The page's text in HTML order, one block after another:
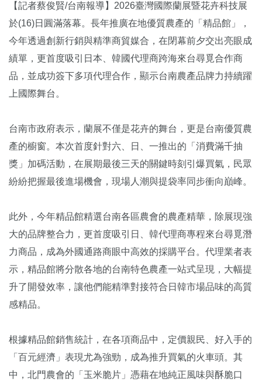
【記者蔡俊賢/台南報導】2026臺灣國際蘭展暨花卉科技展
於(16)日圓滿落幕。長年推廣在地優質農產的「精品館」，
今年透過創新行銷與精準商貿媒合，在閉幕前夕交出亮眼成
績單，更首度吸引日本、韓國代理商跨海來台尋覓合作商
品，並成功簽下多項代理合作，顯示台南農產品牌力持續躍
上國際舞台。
台南市政府表示，蘭展不僅是花卉的舞台，更是台南優質農
產的櫥窗。本次首度針對六、日、一推出的「消費滿千抽
獎」加碼活動，在展期最後三天的關鍵時刻引爆買氣，民眾
紛紛把握最後進場機會，現場人潮與提袋率同步衝向巔峰。
此外，今年精品館精選台南各區農會的農產精華，除展現強
大的品牌整合力，更首度吸引日、韓代理商專程來台尋覓潛
力商品，成為外國通路商眼中高效的採購平台。代理業者表
示，精品館將分散各地的台南特色農產一站式呈現，大幅提
升了開發效率，讓他們能精準對接符合日韓市場品味的高質
感精品。
根據精品館銷售統計，在各項商品中，定價親民、好入手的
「百元經濟」表現尤為強勁，成為推升買氣的火車頭。其
中，北門農會的「玉米脆片」憑藉在地純正風味與酥脆口